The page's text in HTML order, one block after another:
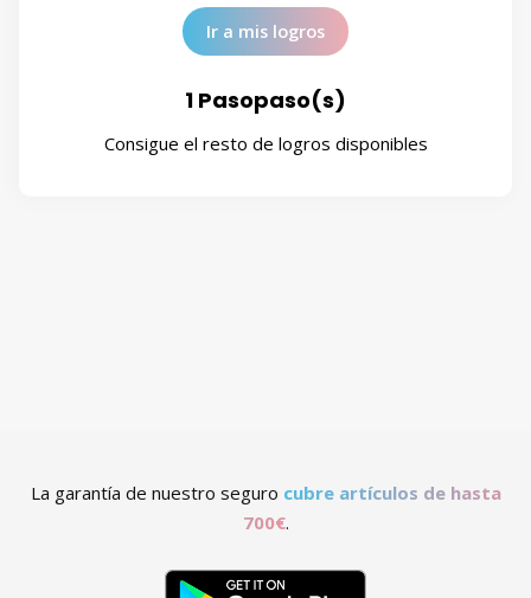
Ir a mis logros
1 Paso
Consigue el resto de logros disponibles
La garantía de nuestro seguro cubre artículos de hasta
700€.